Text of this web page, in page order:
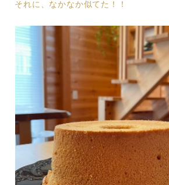
それに、なかなか似てた！！